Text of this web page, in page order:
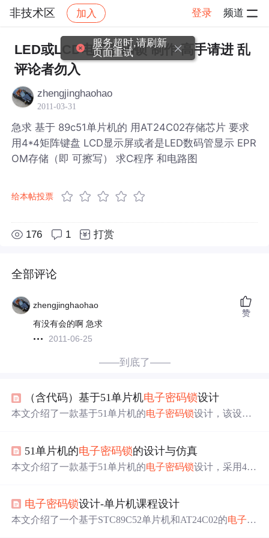
非技术区 加入 登录 频道
社区 非技术区 帖子详情
LED或LCD电子密码锁 制作 高手请进 乱
评论者勿入
zhengjinghaohao
2011-03-31
急求 基于 89c51单片机的 用AT24C02存储芯片 要求
用4*4矩阵键盘 LCD显示屏或者是LED数码管显示 EPR
OM存储（即 可擦写） 求C程序 和电路图
给本帖投票
176 1 打赏
全部评论
zhengjinghaohao
有没有会的啊 急求
2011-06-25
赞
——到底了——
（含代码）基于51单片机电子密码锁设计
本文介绍了一款基于51单片机的电子密码锁设计，该设计
应并显示密码状态。
51单片机的电子密码锁的设计与仿真
本文介绍了一款基于51单片机的电子密码锁设计，采用4x4
警。电子密码锁设计-单片机课程设计
本文介绍了一个基于STC89C52单片机和AT24C02的电子密
服务超时,请刷新
页面重试